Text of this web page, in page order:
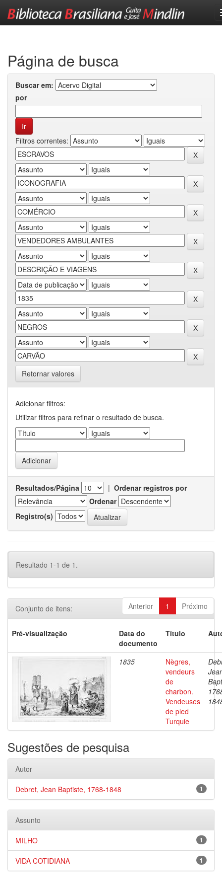
Página de busca
Buscar em:
por
Filtros correntes:
Retornar valores
Adicionar filtros:
Utilizar filtros para refinar o resultado de busca.
Resultados/Página | Ordenar registros por
Ordenar
Registro(s)
Resultado 1-1 de 1.
Anterior 1 Próximo
Conjunto de itens:
Pré-visualização
Data do
documento
Título
1835
Nègres,
vendeurs
de
charbon.
Vendeuses
de pled
Turquie
Sugestões de pesquisa
Autor
1
Debret, Jean Baptiste, 1768-1848
Assunto
1
MILHO
1
VIDA COTIDIANA